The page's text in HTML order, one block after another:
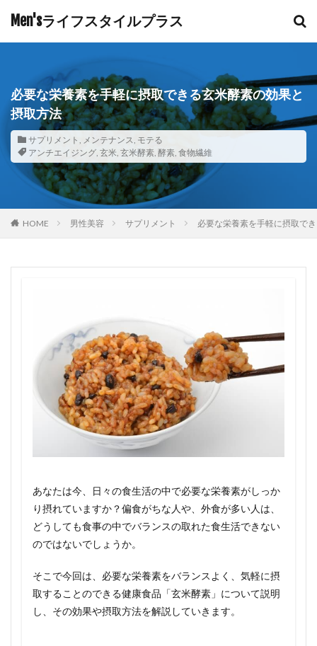
Men'sライフスタイルプラス
必要な栄養素を手軽に摂取できる玄米酵素の効果と
摂取方法
サプリメント , メンテナンス, モテる
アンチエイジング, 玄米, 玄米酵素, 酵素, 食物繊維
HOME 男性美容 サプリメント 必要な栄養素を手軽に摂取で
あなたは今、日々の食生活の中で必要な栄養素がしっか
り摂れていますか？偏食がちな人や、外食が多い人は、
どうしても食事の中でバランスの取れた食生活できない
のではないでしょうか。
そこで今回は、必要な栄養素をバランスよく、気軽に摂
取することのできる健康食品「玄米酵素」について説明
し、その効果や摂取方法を解説していきます。